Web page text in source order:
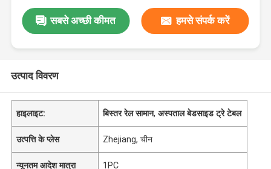
सबसे अच्छी कीमत हमसे संपर्क करें
उत्पाद विवरण
हाइलाइट: बिस्तर रेल सामान,अस्पताल बेडसाइड ट्रे टेबल
उत्पत्ति के प्लेस Zhejiang, चीन
न्यूनतम आदेश मात्रा 1PC